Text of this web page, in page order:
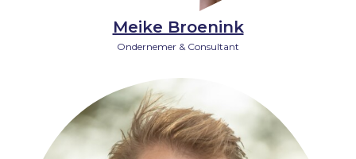
Meike Broenink
Ondernemer & Consultant